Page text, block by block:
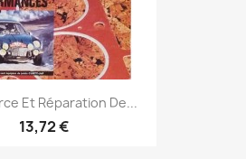
Et Réparation De...
13,72 €